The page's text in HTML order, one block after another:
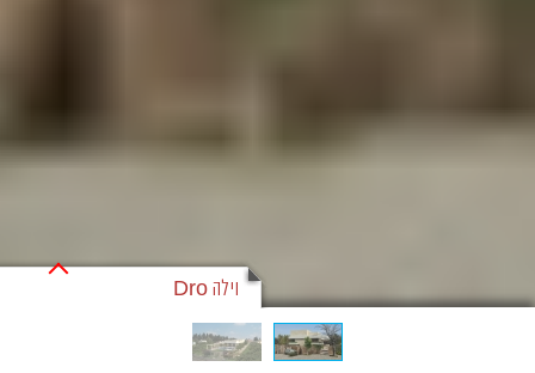
וילה Dro